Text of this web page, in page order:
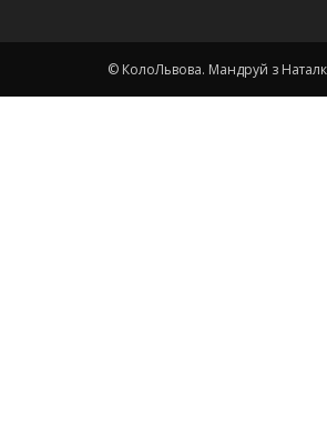
© КолоЛьвова. Мандруй з